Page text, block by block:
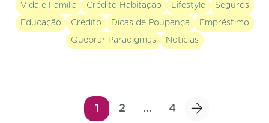
Vida e Família Crédito Habitação Lifestyle Seguros
Educação Crédito Dicas de Poupança Empréstimo
Quebrar Paradigmas Notícias
1 2 ... 4